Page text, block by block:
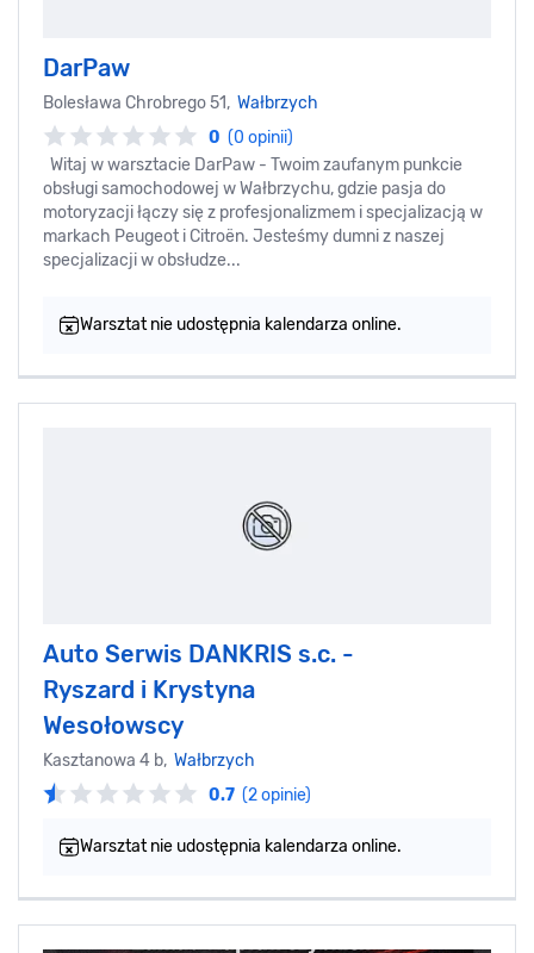
DarPaw
Bolesława Chrobrego 51, Wałbrzych
0 (0 opinii)
Witaj w warsztacie DarPaw - Twoim zaufanym punkcie
obsługi samochodowej w Wałbrzychu, gdzie pasja do
motoryzacji łączy się z profesjonalizmem i specjalizacją w
markach Peugeot i Citroën. Jesteśmy dumni z naszej
specjalizacji w obsłudze...
Warsztat nie udostępnia kalendarza online.
Auto Serwis DANKRIS s.c. -
Ryszard i Krystyna
Wesołowscy
Kasztanowa 4 b, Wałbrzych
0.7 (2 opinie)
Warsztat nie udostępnia kalendarza online.